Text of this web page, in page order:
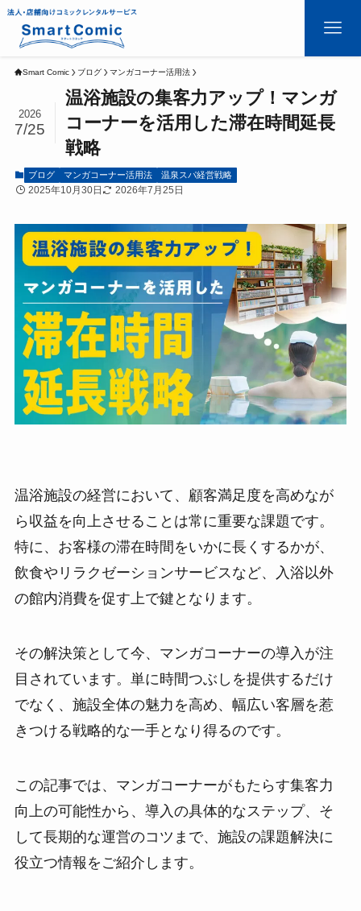
Smart Comic ブログ マンガコーナー活用法
温浴施設の集客力アップ！マンガ
コーナーを活用した滞在時間延長
戦略
2026
7/25
ブログ マンガコーナー活用法 温泉スパ経営戦略
2025年10月30日 2026年7月25日
温浴施設の経営において、顧客満足度を高めなが
ら収益を向上させることは常に重要な課題です。
特に、お客様の滞在時間をいかに長くするかが、
飲食やリラクゼーションサービスなど、入浴以外
の館内消費を促す上で鍵となります。
その解決策として今、マンガコーナーの導入が注
目されています。単に時間つぶしを提供するだけ
でなく、施設全体の魅力を高め、幅広い客層を惹
きつける戦略的な一手となり得るのです。
この記事では、マンガコーナーがもたらす集客力
向上の可能性から、導入の具体的なステップ、そ
して長期的な運営のコツまで、施設の課題解決に
役立つ情報をご紹介します。